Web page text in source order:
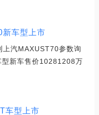
车型上市
上汽MAXUST70参数询
新车售价10281208万
车型上市